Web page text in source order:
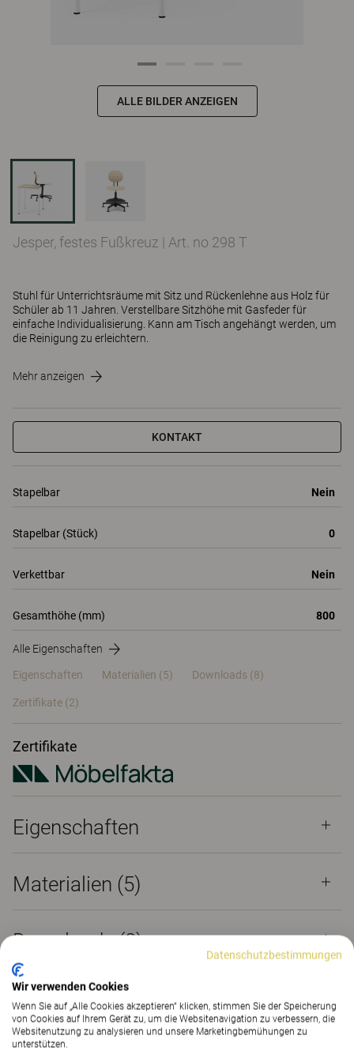
ALLE BILDER ANZEIGEN
Jesper, festes Fußkreuz | Art. no 298 T
Stuhl für Unterrichtsräume mit Sitz und Rückenlehne aus Holz für
Schüler ab 11 Jahren. Verstellbare Sitzhöhe mit Gasfeder für
einfache Individualisierung. Kann am Tisch angehängt werden, um
die Reinigung zu erleichtern.
Mehr anzeigen
KONTAKT
Stapelbar Nein
Stapelbar (Stück) 0
Verkettbar Nein
Gesamthöhe (mm) 800
Alle Eigenschaften
Eigenschaften Materialien (5) Downloads (8)
Zertifikate (2)
Zertifikate
Eigenschaften
Materialien (5)
Downloads (8)
Zertifikate (2)
Datenschutzbestimmungen
Wir verwenden Cookies
Wenn Sie auf „Alle Cookies akzeptieren“ klicken, stimmen Sie der Speicherung
von Cookies auf Ihrem Gerät zu, um die Websitenavigation zu verbessern, die
Websitenutzung zu analysieren und unsere Marketingbemühungen zu
unterstützen.